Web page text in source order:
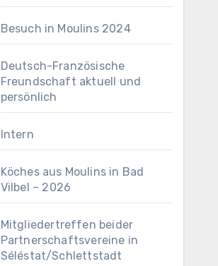
Besuch in Moulins 2024
Deutsch-Französische
Freundschaft aktuell und
persönlich
Intern
Köches aus Moulins in Bad
Vilbel – 2026
Mitgliedertreffen beider
Partnerschaftsvereine in
Séléstat/Schlettstadt